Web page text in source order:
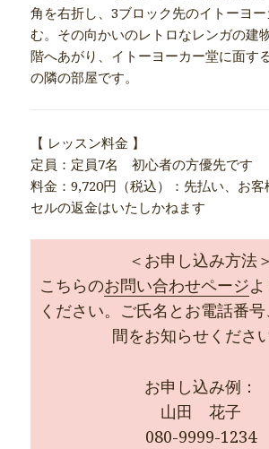
角を右折し、3ブロック先のイトーヨ
む。その向かいのレトロなレンガの建
階へあがり、イトーヨーカー堂に面す
の隣の部屋です。
【 レッスン料金 】
定員：定員7名 初心者の方優先です
料金：9,720円（税込）：先払い、お
セルの返金はいたしかねます
＜お申し込み方法＞
こちらのお問い合わせページ
ください。ご氏名とお電話番
間をお知らせください
お申し込み例：
山田 花子
080-9999-1234